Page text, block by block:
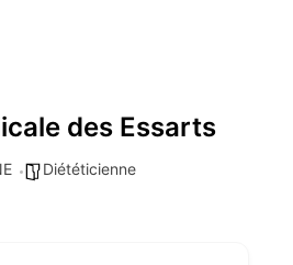
des Essarts
Diététicienne